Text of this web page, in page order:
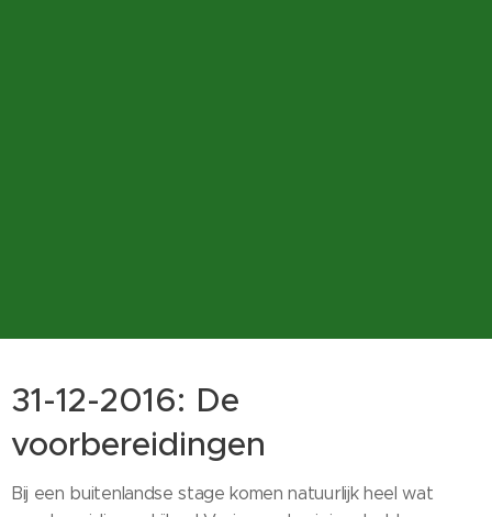
31-12-2016: De
voorbereidingen
Bij een buitenlandse stage komen natuurlijk heel wat